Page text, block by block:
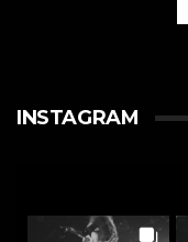
INSTAGRAM